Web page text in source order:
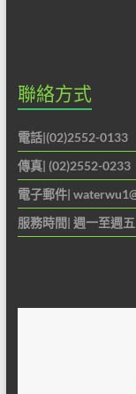
聯絡方式
電話|(02)2552-0133
傳真| (02)2552-0233
電子郵件|
服務時間| 週一至週